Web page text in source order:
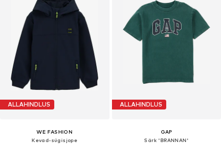
ALLAHINDLUS
WE FASHION
Kevad-sügisjope
ALLAHINDLUS
GAP
Särk 'BRANNAN'